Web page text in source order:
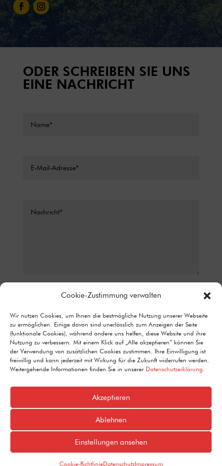
Cookie-Zustimmung verwalten
Wir nutzen Cookies, um Ihnen die bestmögliche Nutzung unserer Webseite
zu ermöglichen. Einige davon sind unerlässlich zum Anzeigen der Seite
(funktionale Cookies), während andere uns helfen, diese Website und ihre
Nutzung zu verbessern. Mit einem Klick auf „Alle akzeptieren“ können Sie
der Verwendung von zusätzlichen Cookies zustimmen. Ihre Einwilligung ist
freiwillig und kann jederzeit mit Wirkung für die Zukunft widerrufen werden.
Weitergehende Informationen finden Sie in unserer Datenschutzerklärung.
Akzeptieren
Ablehnen
Einstellungen ansehen
Cookie-RichtlinieDatenschutzImpressum
ODER SCHREIBEN SIE UNS
EINE NACHRICHT
KONTAKTFORMULAR ZUR BEANTWORTUNG MEINER ANFRAGE
ERHOBEN UND VERARBEITET WERDEN. DETAILLIERTE
INFORMATIONEN ZUM UMGANG MIT NUTZERDATEN FINDEN SIE IN
UNSERER DATENSCHUTZERKLÄRUNG.
15 + 15= Senden
Alternative:
Design byDesignraketen GmbH